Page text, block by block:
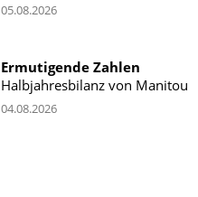
05.08.2026
Ermutigende Zahlen
Halbjahresbilanz von Manitou
04.08.2026